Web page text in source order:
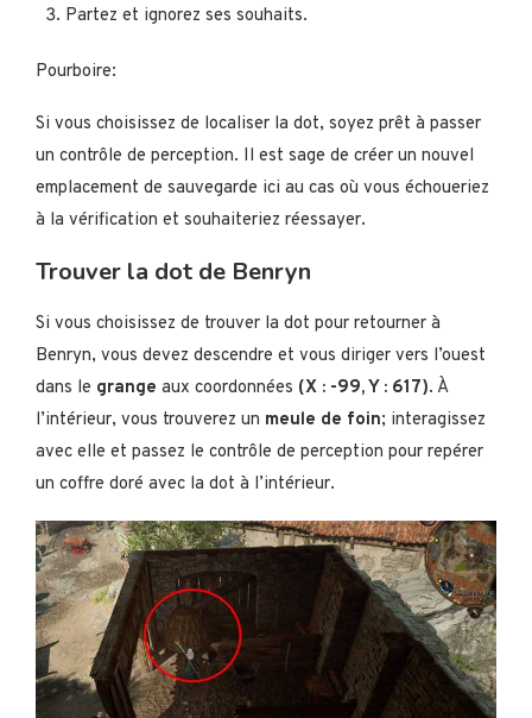
Partez et ignorez ses souhaits.
Pourboire:
Si vous choisissez de localiser la dot, soyez prêt à passer
un contrôle de perception. Il est sage de créer un nouvel
emplacement de sauvegarde ici au cas où vous échoueriez
à la vérification et souhaiteriez réessayer.
Trouver la dot de Benryn
Si vous choisissez de trouver la dot pour retourner à
Benryn, vous devez descendre et vous diriger vers l’ouest
dans le grange aux coordonnées (X : -99, Y : 617). À
l’intérieur, vous trouverez un meule de foin; interagissez
avec elle et passez le contrôle de perception pour repérer
un coffre doré avec la dot à l’intérieur.